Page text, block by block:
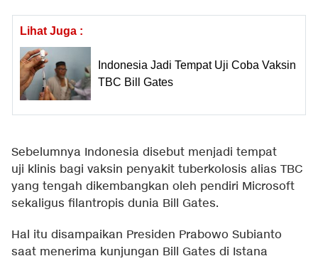
Lihat Juga :
Indonesia Jadi Tempat Uji Coba Vaksin
TBC Bill Gates
Sebelumnya Indonesia disebut menjadi tempat
uji klinis bagi vaksin penyakit tuberkolosis alias TBC
yang tengah dikembangkan oleh pendiri Microsoft
sekaligus filantropis dunia Bill Gates.
Hal itu disampaikan Presiden Prabowo Subianto
saat menerima kunjungan Bill Gates di Istana